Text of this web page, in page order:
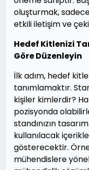
oluşturmak,
etkili iletişim ve
Hedef Kitlenizi
Göre Düzenleyin
İlk adım, hedef
tanımlamaktır.
kişiler kimlerdir?
pozisyonda
standınızın
kullanılacak
gösterecektir.
mühendislere